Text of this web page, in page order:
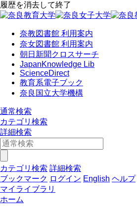
履歴を消去して終了
奈教図書館 利用案内
奈女図書館 利用案内
朝日新聞クロスサーチ
JapanKnowledge Lib
ScienceDirect
教育系電子ブック
奈良国立大学機構
通常検索
カテゴリ検索
詳細検索
カテゴリ検索 詳細検索
ブックマーク ログイン English ヘルプ
マイライブラリ
ホーム